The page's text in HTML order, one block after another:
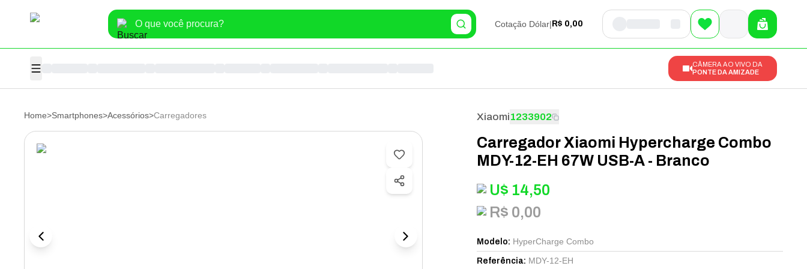
Cotação Dólar| R$ 0,00
CÂMERA AO VIVO DA
PONTE DA AMIZADE
Home>Smartphones>Acessórios>Carregadores Xiaomi1233902
Carregador Xiaomi Hypercharge Combo
MDY-12-EH 67W USB-A - Branco
U$ 14,50
R$ 0,00
Modelo: HyperCharge Combo
Referência: MDY-12-EH